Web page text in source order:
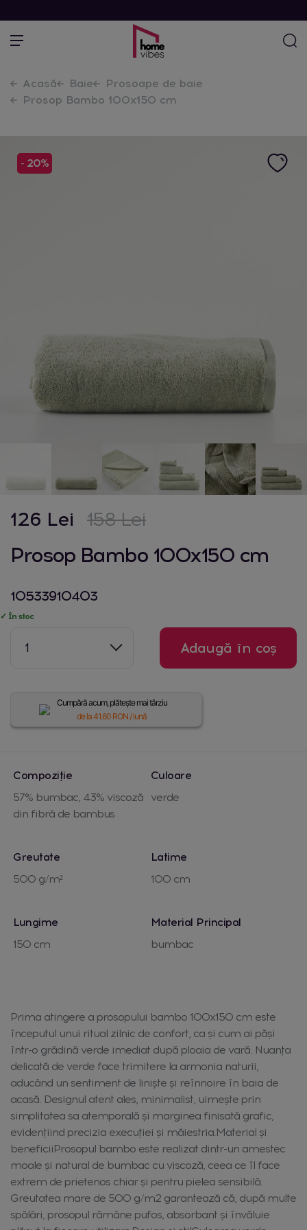
Acasă Baie
Prosoape de baie
Prosop Bambo 100x150 cm
- 20%
126 Lei 158 Lei
Prosop Bambo 100x150 cm
10533910403
✓ În stoc
1 Adaugă în coș
Cumpără acum, plătește mai târziu
de la41.60 RON / lună
Compoziție
57% bumbac, 43% viscoză
din fibră de bambus
Culoare
verde
Greutate
500 g/m²
Latime
100 cm
Lungime
150 cm
Material Principal
bumbac
Prima atingere a prosopului bambo 100x150 cm este
începutul unui ritual zilnic de confort, ca și cum ai păși
într-o grădină verde imediat după ploaia de vară. Nuanța
delicată de verde face trimitere la armonia naturii,
aducând un sentiment de liniște și reînnoire în baia de
acasă. Designul atent ales, minimalist, uimește prin
simplitatea sa atemporală și marginea finisată grafic,
evidențiind precizia execuției și măiestria.Material și
beneficiiProsopul bambo este realizat dintr-un amestec
moale și natural de bumbac cu viscoză, ceea ce îl face
extrem de prietenos chiar și pentru pielea sensibilă.
Greutatea mare de 500 g/m2 garantează că, după multe
spălări, prosopul rămâne pufos, absorbant și învăluie